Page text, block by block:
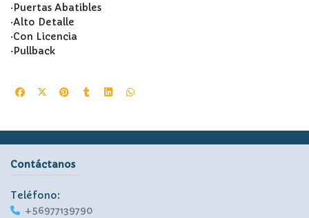
·Puertas Abatibles
·Alto Detalle
·Con Licencia
·Pullback
Contáctanos
Teléfono:
+56977139790